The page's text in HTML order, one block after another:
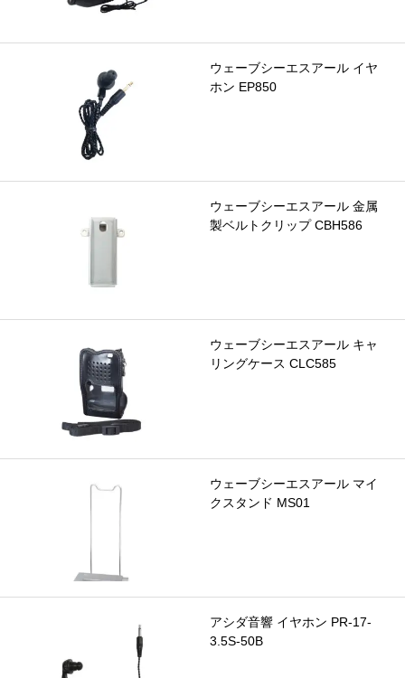
ウェーブシーエスアール イヤ
ホン EP850
ウェーブシーエスアール 金属
製ベルトクリップ CBH586
ウェーブシーエスアール キャ
リングケース CLC585
ウェーブシーエスアール マイ
クスタンド MS01
アシダ音響 イヤホン PR-17-
3.5S-50B